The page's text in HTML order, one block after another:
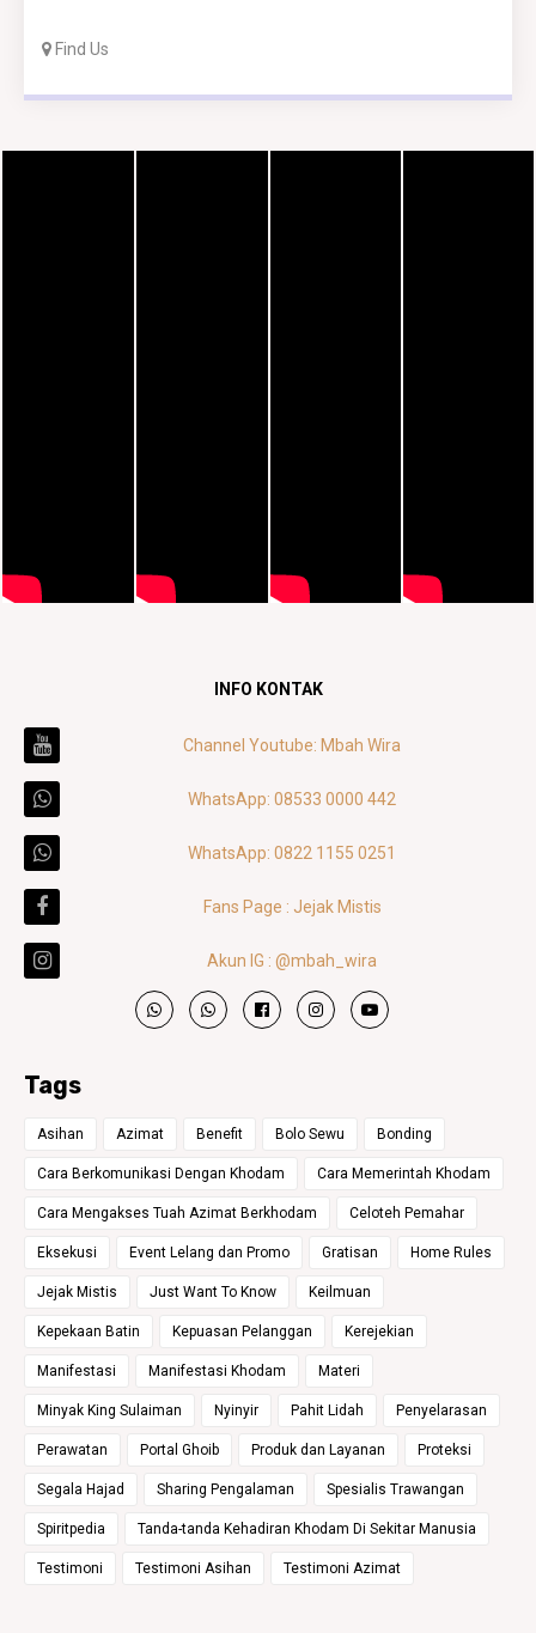
Find Us
INFO KONTAK
Channel Youtube: Mbah Wira
WhatsApp: 08533 0000 442
WhatsApp: 0822 1155 0251
Fans Page : Jejak Mistis
Akun IG : @mbah_wira
Tags
Asihan Azimat Benefit Bolo Sewu Bonding
Cara Berkomunikasi Dengan Khodam Cara Memerintah Khodam
Cara Mengakses Tuah Azimat Berkhodam Celoteh Pemahar
Eksekusi Event Lelang dan Promo Gratisan Home Rules
Jejak Mistis Just Want To Know Keilmuan
Kepekaan Batin Kepuasan Pelanggan Kerejekian
Manifestasi Manifestasi Khodam Materi
Minyak King Sulaiman Nyinyir Pahit Lidah Penyelarasan
Perawatan Portal Ghoib Produk dan Layanan Proteksi
Segala Hajad Sharing Pengalaman Spesialis Trawangan
Spiritpedia Tanda-tanda Kehadiran Khodam Di Sekitar Manusia
Testimoni Testimoni Asihan Testimoni Azimat